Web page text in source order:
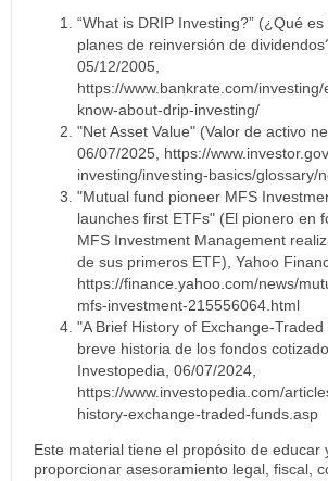
“What is DRIP Investing?” (¿Qué
planes de reinversión de
05/12/2005,
https://www.bankrate.com/
know-about-drip-investing/
"Net Asset Value" (Valor de activo
06/07/2025, https://
investing/investing-basics/glossary/
"Mutual fund pioneer MFS
launches first ETFs" (El pionero en
MFS Investment Management
de sus primeros ETF), Yahoo
https://finance.yahoo.com/news/
mfs-investment-215556064.html
"A Brief History of Exchange-
breve historia de los fondos
Investopedia, 06/07/2024,
https://www.investopedia.com/
history-exchange-traded-funds.asp
Este material tiene el propósito de educar
proporcionar asesoramiento legal, fiscal,